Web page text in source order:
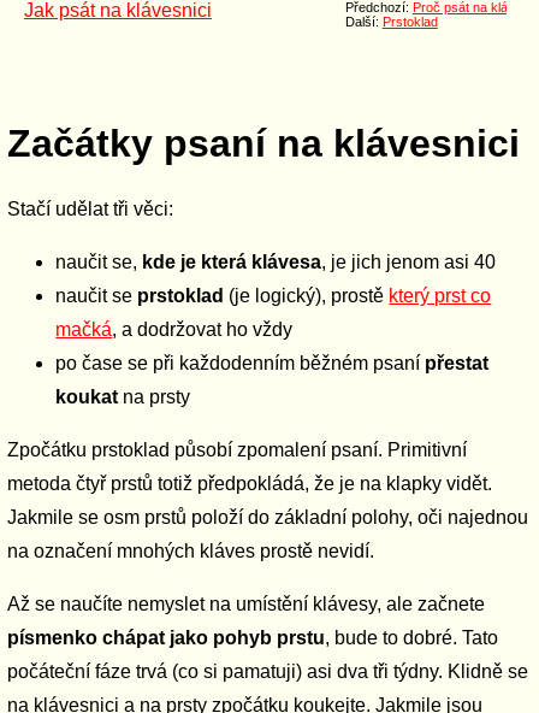
Jak psát na klávesnici
Začátky psaní na klávesnici
Stačí udělat tři věci:
naučit se, kde je která klávesa, je jich jenom asi 40
naučit se prstoklad (je logický), prostě který prst co
mačká, a dodržovat ho vždy
po čase se při každodenním běžném psaní přestat
koukat na prsty
Zpočátku prstoklad působí zpomalení psaní. Primitivní
metoda čtyř prstů totiž předpokládá, že je na klapky vidět.
Jakmile se osm prstů položí do základní polohy, oči najednou
na označení mnohých kláves prostě nevidí.
Až se naučíte nemyslet na umístění klávesy, ale začnete
písmenko chápat jako pohyb prstu, bude to dobré. Tato
počáteční fáze trvá (co si pamatuji) asi dva tři týdny. Klidně se
na klávesnici a na prsty zpočátku koukejte. Jakmile jsou
Předchozí: Proč psát na
Další: Prstoklad